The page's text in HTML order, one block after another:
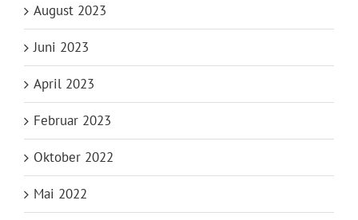
August 2023
Juni 2023
April 2023
Februar 2023
Oktober 2022
Mai 2022